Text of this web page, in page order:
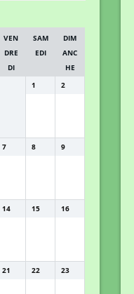
VEN
DRE
DI
SAM
EDI
DIM
ANC
HE
1
2
7 8 9
14 15 16
21 22 23